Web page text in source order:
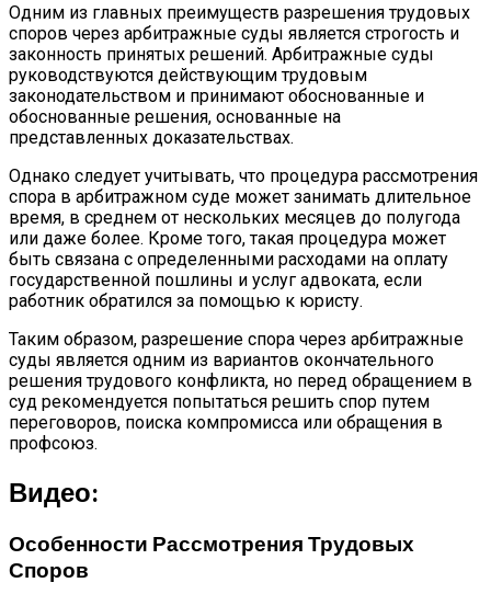
Одним из главных преимуществ разрешения трудовых
споров через арбитражные суды является строгость и
законность принятых решений. Арбитражные суды
руководствуются действующим трудовым
законодательством и принимают обоснованные и
обоснованные решения, основанные на
представленных доказательствах.
Однако следует учитывать, что процедура рассмотрения
спора в арбитражном суде может занимать длительное
время, в среднем от нескольких месяцев до полугода
или даже более. Кроме того, такая процедура может
быть связана с определенными расходами на оплату
государственной пошлины и услуг адвоката, если
работник обратился за помощью к юристу.
Таким образом, разрешение спора через арбитражные
суды является одним из вариантов окончательного
решения трудового конфликта, но перед обращением в
суд рекомендуется попытаться решить спор путем
переговоров, поиска компромисса или обращения в
профсоюз.
Видео:
Особенности Рассмотрения Трудовых
Споров